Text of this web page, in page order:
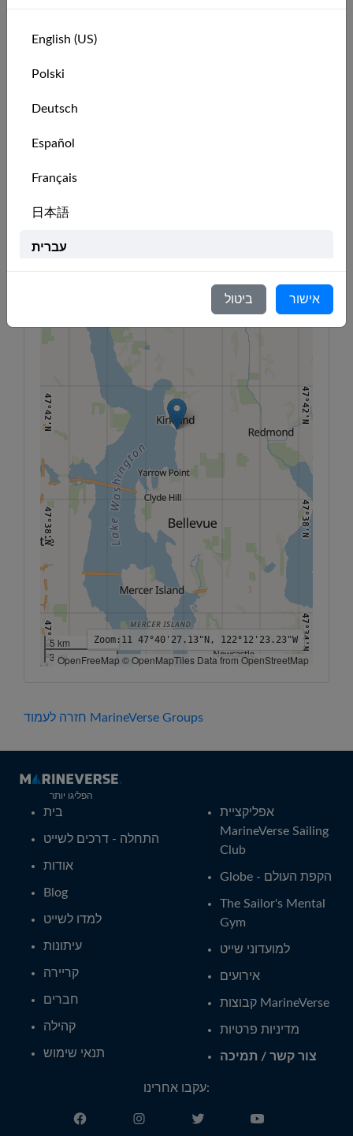
EndlessHorizon
Maui🇺🇸
47°34'N 47°34'N
47°38'N 47°38'N
47°42'N 47°42'N
47°46'N
47°50'N
−
5 km
3 miOpenFreeMap © OpenMapTiles Data from OpenStreetMap
Zoom: 11 47°40'27.13"N, 122°12'23.23"W
חזרה לעמוד MarineVerse Groups
הפליגו יותר
בית
התחלה - דרכים לשייט
אודות
Blog
למדו לשייט
עיתונות
קריירה
חברים
קהילה
תנאי שימוש
אפליקציית
MarineVerse Sailing
Club
Globe - הקפת העולם
The Sailor's Mental
Gym
למועדוני שייט
אירועים
קבוצות MarineVerse
מדיניות פרטיות
צור קשר / תמיכה
עקבו אחרינו:
English (US)
Polski
Deutsch
Español
Français
日本語
עברית
ביטול אישור